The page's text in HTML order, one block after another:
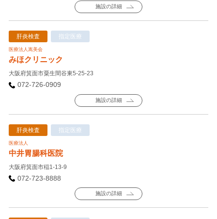
施設の詳細
肝炎検査 指定医療
医療法人嵩美会
みほクリニック
大阪府箕面市粟生間谷東5-25-23
072-726-0909
施設の詳細
肝炎検査 指定医療
医療法人
中井胃腸科医院
大阪府箕面市稲1-13-9
072-723-8888
施設の詳細